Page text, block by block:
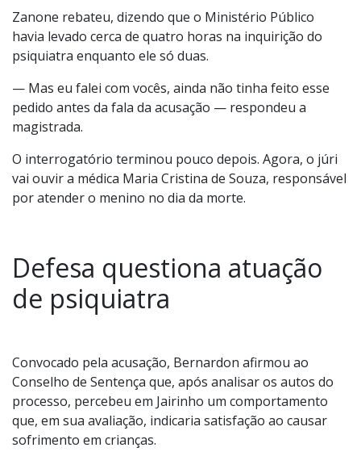
Zanone rebateu, dizendo que o Ministério Público
havia levado cerca de quatro horas na inquirição do
psiquiatra enquanto ele só duas.
— Mas eu falei com vocês, ainda não tinha feito esse
pedido antes da fala da acusação — respondeu a
magistrada.
O interrogatório terminou pouco depois. Agora, o júri
vai ouvir a médica Maria Cristina de Souza, responsável
por atender o menino no dia da morte.
Defesa questiona atuação
de psiquiatra
Convocado pela acusação, Bernardon afirmou ao
Conselho de Sentença que, após analisar os autos do
processo, percebeu em Jairinho um comportamento
que, em sua avaliação, indicaria satisfação ao causar
sofrimento em crianças.